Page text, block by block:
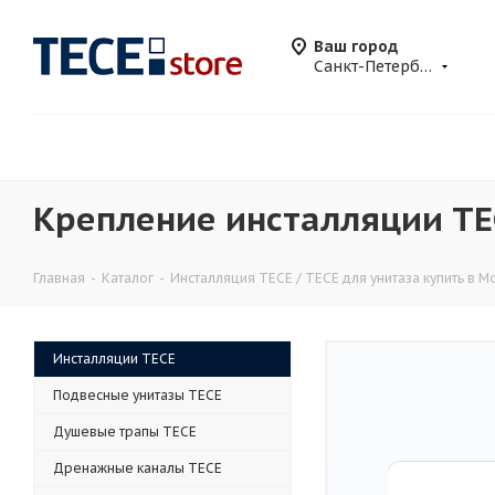
Ваш город
Санкт-Петербург
Крепление инсталляции
Главная - Каталог - Инсталляция TECE / ТЕСЕ для унитаза купить в
Инсталляции TECE
Подвесные унитазы TECE
Душевые трапы TECE
Дренажные каналы TECE